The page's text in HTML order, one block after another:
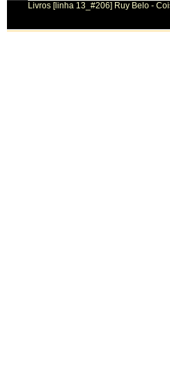
Livros [linha 13_#206] Ruy Belo -